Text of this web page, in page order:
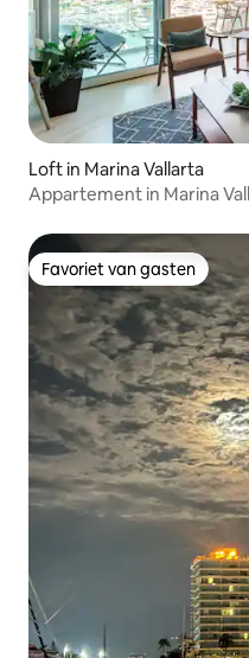
Loft in Marina Vallarta
Appartement in Marina
Favoriet van gasten
Favoriet van gasten